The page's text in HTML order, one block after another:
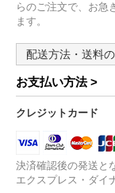
らのご注文で、お急
ます。
配送方法・送料
お支払い方法 >
クレジットカード
決済確認後の発送と
エクスプレス・ダイ